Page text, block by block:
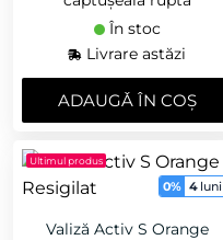
În stoc
Livrare astăzi
ADAUGǍ ÎN COȘ
Ultimul produs
0% 4 luni
Valiză Activ S Orange